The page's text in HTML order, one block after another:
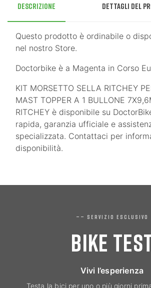
Descrizione Dettagli del
Questo prodotto è ordinabile o
nel nostro Store.
Doctorbike è a Magenta in Corso
KIT MORSETTO SELLA RITCHEY
MAST TOPPER A 1 BULLONE
RITCHEY è disponibile su
rapida, garanzia ufficiale e
specializzata. Contattaci per
disponibilità.
—— SERVIZIO ESCLUSIVO
BIKE
Vivi l’esperienza
Testa la bici per uno o più giorni